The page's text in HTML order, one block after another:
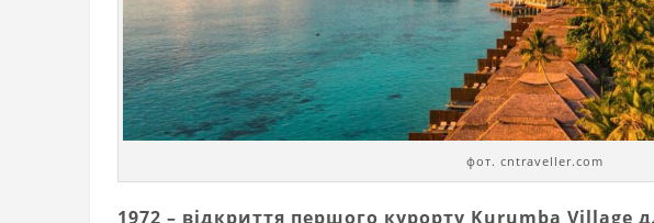
фот. cntraveller.com
1972 – відкриття першого курорту Kurumba Village